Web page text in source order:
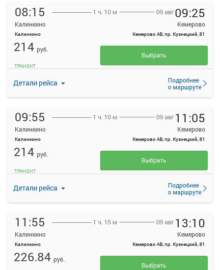
08:15
Калинкино
Калинкино
1 ч. 10 м 09 авг09:25
Кемерово
Кемерово АВ, пр. Кузнецкий, 81
Детали рейса
Подробнее
о маршруте
214 руб.
ТРАНЗИТ
Выбрать
09:55
Калинкино
Калинкино
1 ч. 10 м 09 авг 11:05
Кемерово
Кемерово АВ, пр. Кузнецкий, 81
Детали рейса
Подробнее
о маршруте
214 руб.
ТРАНЗИТ
Выбрать
11:55
Калинкино
Калинкино
1 ч. 15 м 09 авг 13:10
Кемерово
Кемерово АВ, пр. Кузнецкий, 81
226.84 руб.
Выбрать